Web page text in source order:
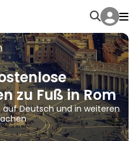
zu Fuß in Rom
auf Deutsch und in weiteren